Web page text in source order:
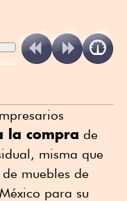
la compra de
misma que
muebles de
para su